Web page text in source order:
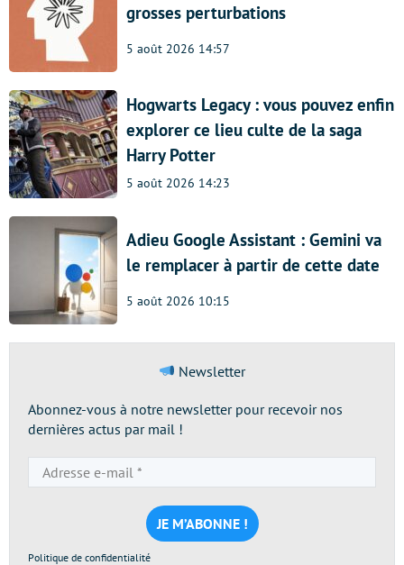
grosses perturbations
5 août 2026 14:57
Hogwarts Legacy : vous pouvez enfin
explorer ce lieu culte de la saga
Harry Potter
5 août 2026 14:23
Adieu Google Assistant : Gemini va
le remplacer à partir de cette date
5 août 2026 10:15
Newsletter
Abonnez-vous à notre newsletter pour recevoir nos
dernières actus par mail !
e-
mail
*
Politique de confidentialité